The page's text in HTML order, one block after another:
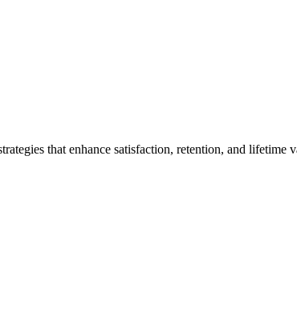
that enhance satisfaction, retention, and lifetime